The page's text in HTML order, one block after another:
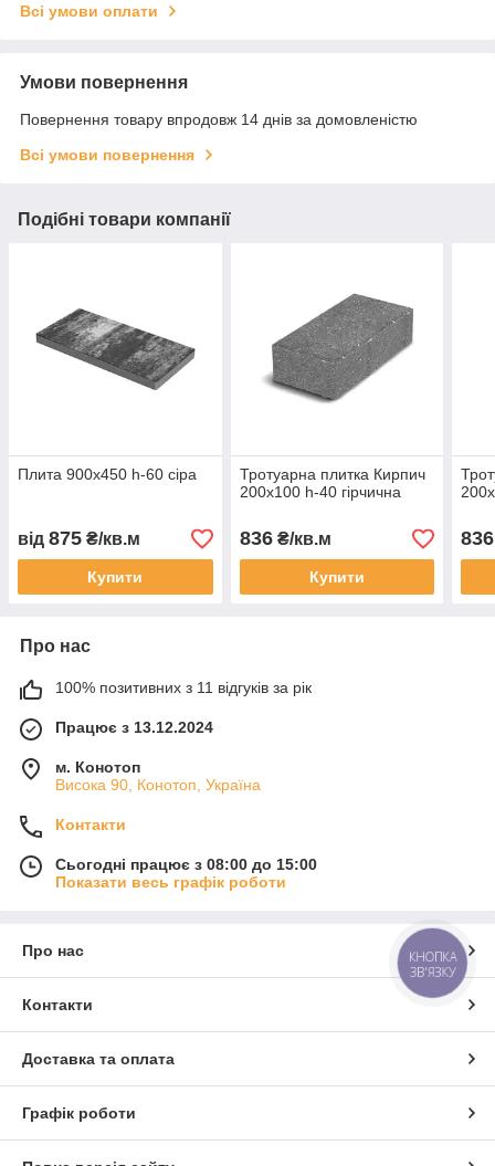
Всі умови оплати
Умови повернення
Повернення товару впродовж 14 днів за домовленістю
Всі умови повернення
Подібні товари компанії
Плита 900х450 h-60 сіра
від 875 ₴/кв.м
Купити
Тротуарна плитка Кирпич
200х100 h-40 гірчична
836₴/кв.м
Купити
836
Про нас
100% позитивних з 11 відгуків за рік
Працює з 13.12.2024
м. Конотоп
Висока 90, Конотоп, Україна
Контакти
Сьогодні працює з 08:00 до 15:00
Показати весь графік роботи
Про нас
Контакти
Доставка та оплата
Графік роботи
КНОПКА
ЗВ'ЯЗКУ